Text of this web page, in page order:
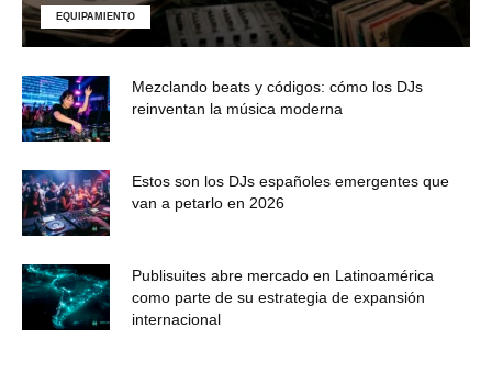
EQUIPAMIENTO
Mezclando beats y códigos: cómo los DJs
reinventan la música moderna
Estos son los DJs españoles emergentes que
van a petarlo en 2026
Publisuites abre mercado en Latinoamérica
como parte de su estrategia de expansión
internacional